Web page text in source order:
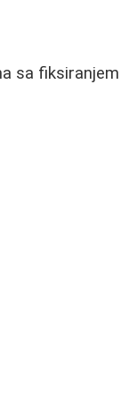
sa fiksiranjem